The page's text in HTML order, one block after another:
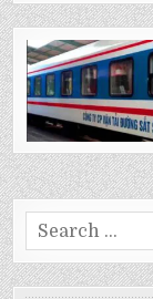
Search
for: